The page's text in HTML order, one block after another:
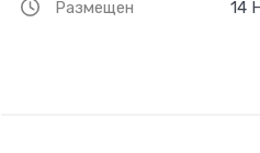
Размещен 14